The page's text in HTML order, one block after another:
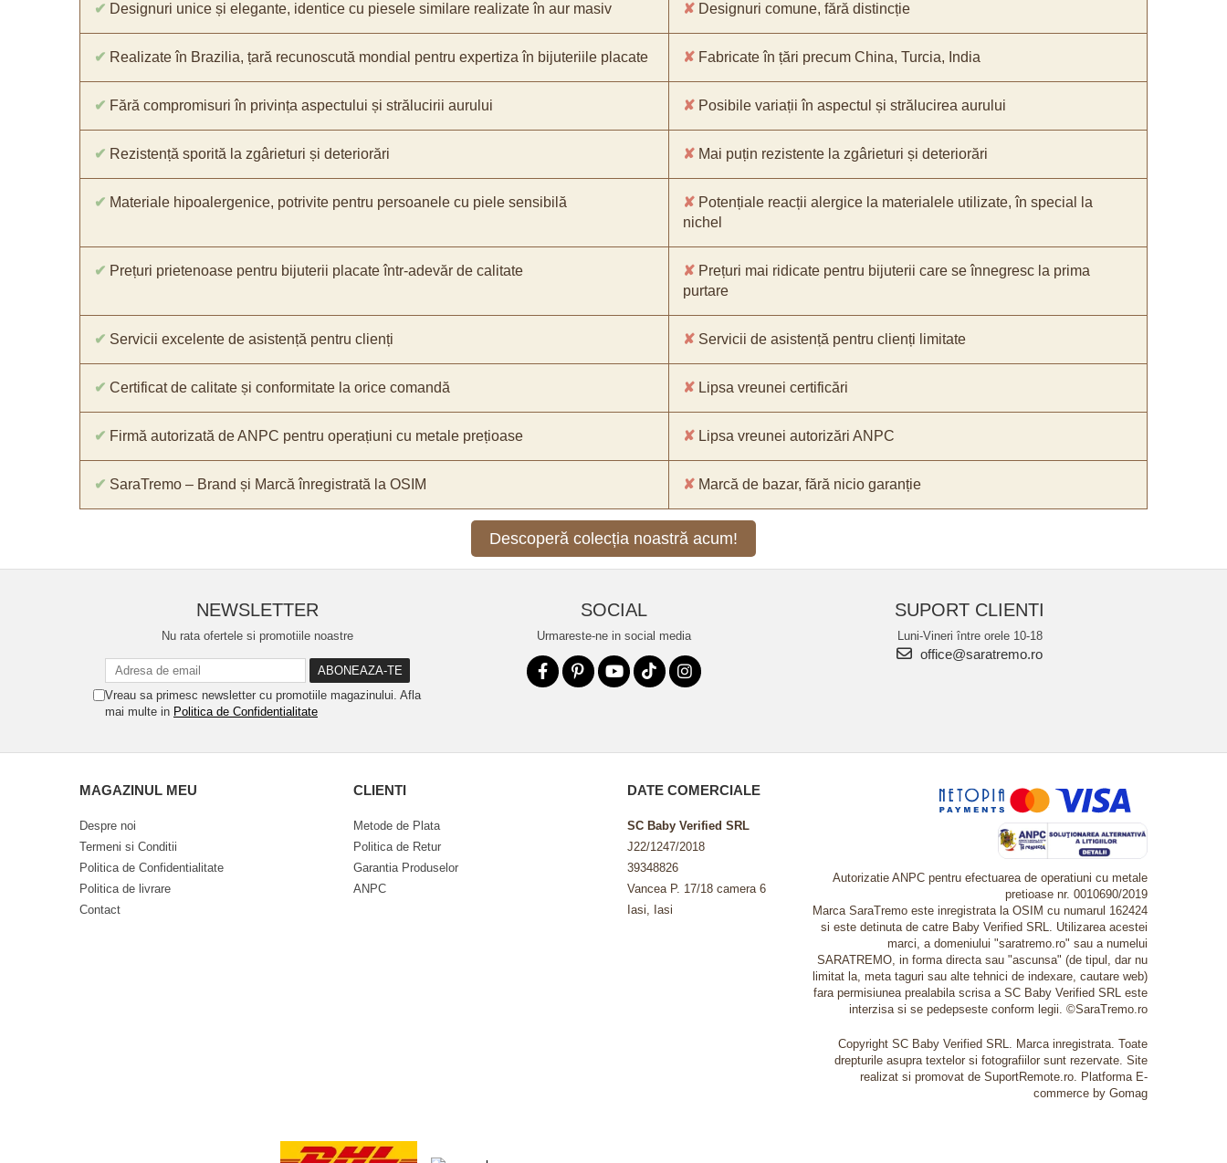
✔ Designuri unice și elegante, identice cu piesele similare realizate în aur masiv ✘ Designuri comune, fără distincție
✔ Realizate în Brazilia, țară recunoscută mondial pentru expertiza în bijuteriile placate ✘ Fabricate în țări precum China, Turcia, India
✔ Fără compromisuri în privința aspectului și strălucirii aurului ✘ Posibile variații în aspectul și strălucirea aurului
✔ Rezistență sporită la zgârieturi și deteriorări ✘ Mai puțin rezistente la zgârieturi și deteriorări
✔ Materiale hipoalergenice, potrivite pentru persoanele cu piele sensibilă ✘ Potențiale reacții alergice la materialele utilizate, în special la
nichel
✔ Prețuri prietenoase pentru bijuterii placate într-adevăr de calitate ✘ Prețuri mai ridicate pentru bijuterii care se înnegresc la prima
purtare
✔ Servicii excelente de asistență pentru clienți ✘ Servicii de asistență pentru clienți limitate
✔ Certificat de calitate și conformitate la orice comandă ✘ Lipsa vreunei certificări
✔ Firmă autorizată de ANPC pentru operațiuni cu metale prețioase ✘ Lipsa vreunei autorizări ANPC
✔ SaraTremo – Brand și Marcă înregistrată la OSIM ✘ Marcă de bazar, fără nicio garanție
Descoperă colecția noastră acum!
NEWSLETTER
Nu rata ofertele si promotiile noastre
Vreau sa primesc newsletter cu promotiile magazinului. Afla
mai multe in Politica de Confidentialitate
SOCIAL
Urmareste-ne in social media
SUPORT CLIENTI
Luni-Vineri între orele 10-18
office@saratremo.ro
MAGAZINUL MEU
Despre noi
Termeni si Conditii
Politica de Confidentialitate
Politica de livrare
Contact
CLIENTI
Metode de Plata
Politica de Retur
Garantia Produselor
ANPC
DATE COMERCIALE
SC Baby Verified SRL
J22/1247/2018
39348826
Vancea P. 17/18 camera 6
Iasi, Iasi
Autorizatie ANPC pentru efectuarea de operatiuni cu metale
pretioase nr. 0010690/2019
Marca SaraTremo este inregistrata la OSIM cu numarul 162424
si este detinuta de catre Baby Verified SRL. Utilizarea acestei
marci, a domeniului "saratremo.ro" sau a numelui
SARATREMO, in forma directa sau "ascunsa" (de tipul, dar nu
limitat la, meta taguri sau alte tehnici de indexare, cautare web)
fara permisiunea prealabila scrisa a SC Baby Verified SRL este
interzisa si se pedepseste conform legii. ©SaraTremo.ro
Copyright SC Baby Verified SRL. Marca inregistrata. Toate
drepturile asupra textelor si fotografiilor sunt rezervate. Site
realizat si promovat de SuportRemote.ro. Platforma E-
commerce by Gomag